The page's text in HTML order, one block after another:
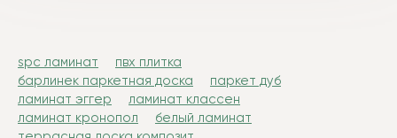
spc ламинат
пвх плитка
барлинек паркетная доска
паркет дуб
ламинат эггер
ламинат классен
ламинат кронопол
белый ламинат